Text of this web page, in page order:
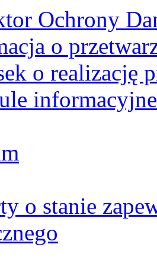
Ochrony
o
o realizację
informacyjne
o stanie